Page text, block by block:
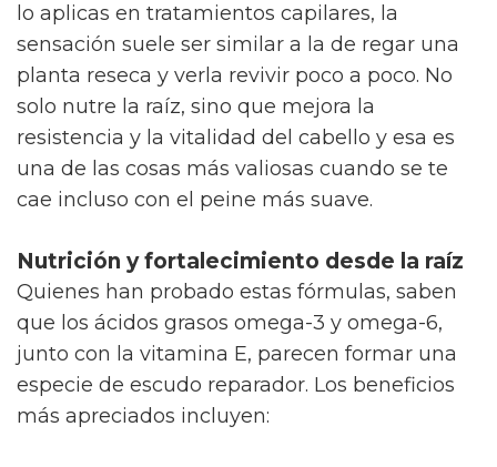
lo aplicas en tratamientos capilares, la
sensación suele ser similar a la de regar una
planta reseca y verla revivir poco a poco. No
solo nutre la raíz, sino que mejora la
resistencia y la vitalidad del cabello y esa es
una de las cosas más valiosas cuando se te
cae incluso con el peine más suave.
Nutrición y fortalecimiento desde la raíz
Quienes han probado estas fórmulas, saben
que los ácidos grasos omega-3 y omega-6,
junto con la vitamina E, parecen formar una
especie de escudo reparador. Los beneficios
más apreciados incluyen: